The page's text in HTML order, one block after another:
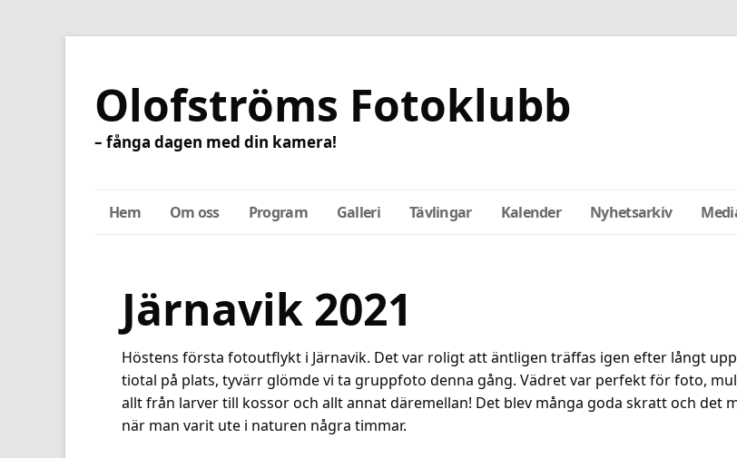
Olofströms Fotoklubb
– fånga dagen med din kamera!
Hem Om oss Program Galleri Tävlingar Kalender Nyhetsarkiv
Järnavik 2021
Höstens första fotoutflykt i Järnavik. Det var roligt att äntligen träffas igen efter långt
tiotal på plats, tyvärr glömde vi ta gruppfoto denna gång. Vädret var perfekt för foto,
allt från larver till kossor och allt annat däremellan! Det blev många goda skratt och det
när man varit ute i naturen några timmar.